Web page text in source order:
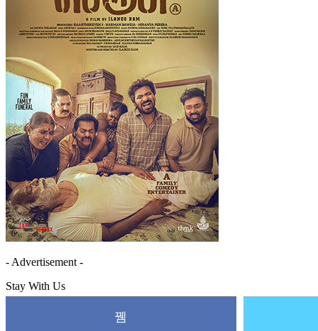
- Advertisement -
Stay With Us